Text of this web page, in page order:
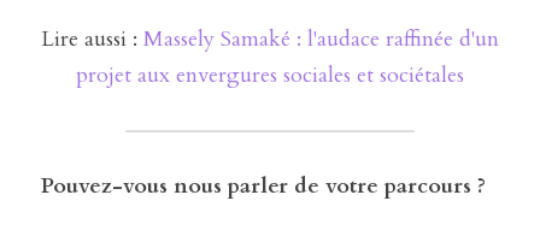
Lire aussi : Massely Samaké : l'audace raffinée d'un
projet aux envergures sociales et sociétales
Pouvez-vous nous parler de votre parcours ?